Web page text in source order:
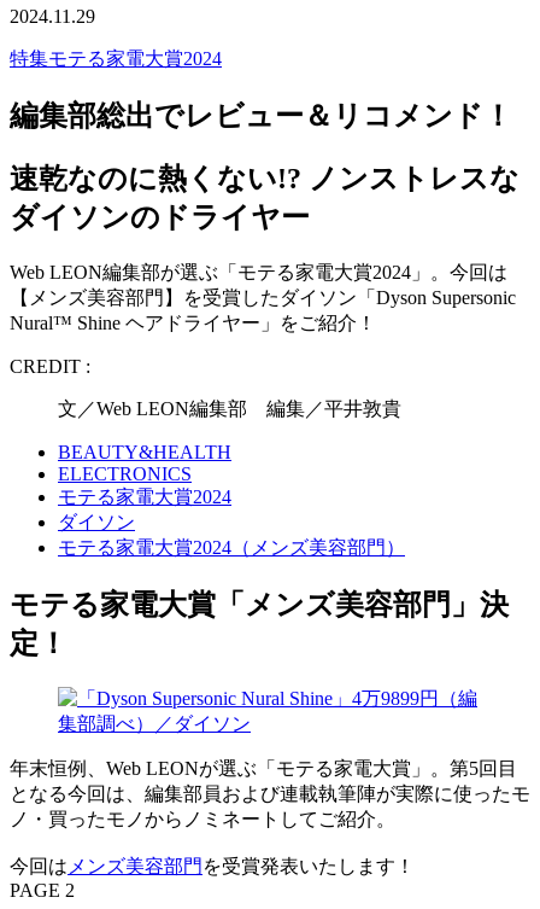
2024.11.29
特集モテる家電大賞2024
編集部総出でレビュー＆リコメンド！
速乾なのに熱くない!? ノンストレスな
ダイソンのドライヤー
Web LEON編集部が選ぶ「モテる家電大賞2024」。今回は
【メンズ美容部門】を受賞したダイソン「Dyson Supersonic
Nural™ Shine ヘアドライヤー」をご紹介！
CREDIT :
文／Web LEON編集部 編集／平井敦貴
BEAUTY&HEALTH
ELECTRONICS
モテる家電大賞2024
ダイソン
モテる家電大賞2024（メンズ美容部門）
モテる家電大賞「メンズ美容部門」決
定！
年末恒例、Web LEONが選ぶ「モテる家電大賞」。第5回目
となる今回は、編集部員および連載執筆陣が実際に使ったモ
ノ・買ったモノからノミネートしてご紹介。
今回は メンズ美容部門 を受賞発表いたします！
PAGE 2